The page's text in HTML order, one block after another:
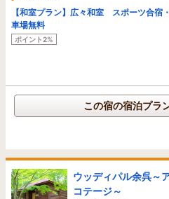
【和室プラン】広々和室 スポーツ合
車場無料
ポイント2%
この宿の宿泊プラ
ウッディパル余呉～
コテージ～